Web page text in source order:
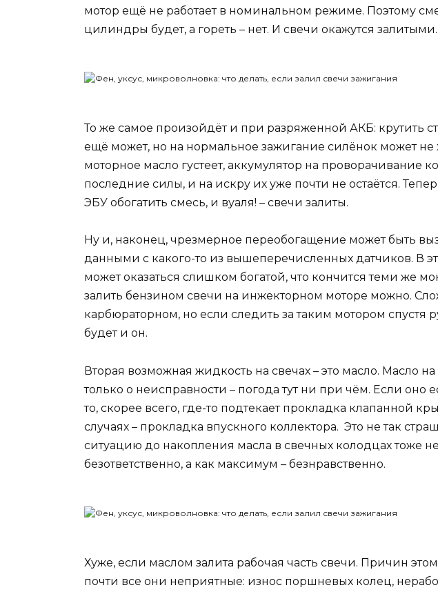
мотор ещё не работает в номинальном режиме. Поэтому
цилиндры будет, а гореть – нет. И свечи окажутся залитыми.
То же самое произойдёт и при разряженной АКБ: крутить
ещё может, но на нормальное зажигание силёнок может не
моторное масло густеет, аккумулятор на проворачивание
последние силы, и на искру их уже почти не остаётся.
ЭБУ обогатить смесь, и вуаля! – свечи залиты.
Ну и, наконец, чрезмерное переобогащение может быть
данными с какого-то из вышеперечисленных датчиков. В
может оказаться слишком богатой, что кончится теми же
залить бензином свечи на инжекторном моторе можно.
карбюраторном, но если следить за таким мотором спустя
будет и он.
Вторая возможная жидкость на свечах – это масло. Масло
только о неисправности – погода тут ни при чём. Если оно
то, скорее всего, где-то подтекает прокладка клапанной
случаях – прокладка впускного коллектора. Это не так
ситуацию до накопления масла в свечных колодцах тоже
безответственно, а как максимум – безнравственно.
Хуже, если маслом залита рабочая часть свечи. Причин
почти все они неприятные: износ поршневых колец,